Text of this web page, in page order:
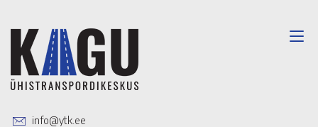
info@ytk.ee